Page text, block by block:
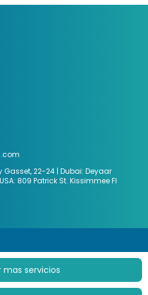
mas servicios
Gasset, 22-24 | Dubai: Deyaar
809 Patrick St. Kissimmee Fl
Holon Travel © 2026
Política